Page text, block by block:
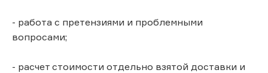
- работа с претензиями и проблемными
вопросами;
- расчет стоимости отдельно взятой доставки и